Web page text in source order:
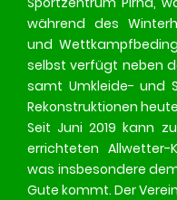
während des
und
selbst verfügt neben
samt Umkleide- und
Rekonstruktionen
Seit Juni 2019 kann
errichteten Allwetter-
was insbesondere
Gute kommt. Der